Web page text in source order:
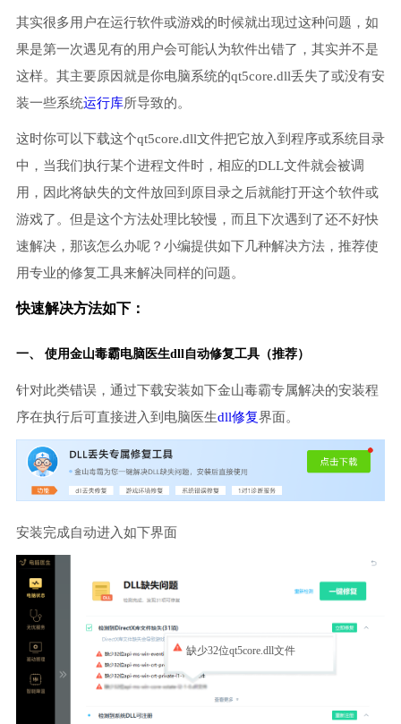
其实很多用户在运行软件或游戏的时候就出现过这种问题，如
果是第一次遇见有的用户会可能认为软件出错了，其实并不是
这样。其主要原因就是你电脑系统的qt5core.dll丢失了或没有安
装一些系统运行库所导致的。
这时你可以下载这个qt5core.dll文件把它放入到程序或系统目录
中，当我们执行某个进程文件时，相应的DLL文件就会被调
用，因此将缺失的文件放回到原目录之后就能打开这个软件或
游戏了。但是这个方法处理比较慢，而且下次遇到了还不好快
速解决，那该怎么办呢？小编提供如下几种解决方法，推荐使
用专业的修复工具来解决同样的问题。
快速解决方法如下：
一、 使用金山毒霸电脑医生dll自动修复工具（推荐）
针对此类错误，通过下载安装如下金山毒霸专属解决的安装程
序在执行后可直接进入到电脑医生dll修复界面。
安装完成自动进入如下界面
缺少32位qt5core.dll文件